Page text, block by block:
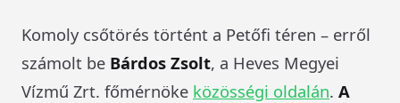
Komoly csőtörés történt a Petőfi téren – erről
számolt be Bárdos Zsolt, a Heves Megyei
Vízmű Zrt. főmérnöke közösségi oldalán. A